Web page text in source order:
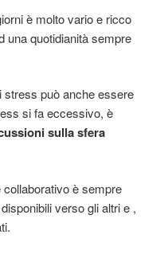
è molto vario e ricco
una quotidianità sempre
stress può anche essere
si fa eccessivo, è
sulla sfera
è sempre
verso gli altri e ,